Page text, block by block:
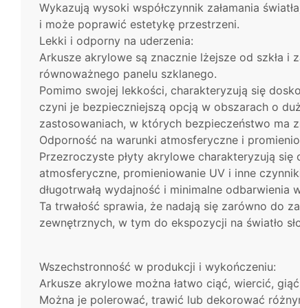
Wykazują wysoki współczynnik załamania
i może poprawić estetykę przestrzeni.
Lekki i odporny na uderzenia:
Arkusze akrylowe są znacznie lżejsze od szkła i
równoważnego panelu szklanego.
Pomimo swojej lekkości, charakteryzują się
czyni je bezpieczniejszą opcją w obszarach o
zastosowaniach, w których bezpieczeństwo ma
Odporność na warunki atmosferyczne i
Przezroczyste płyty akrylowe charakteryzują się
atmosferyczne, promieniowanie UV i inne
długotrwałą wydajność i minimalne odbarwienia
Ta trwałość sprawia, że ​​nadają się zarówno do
zewnętrznych, w tym do ekspozycji na światło
Wszechstronność w produkcji i wykończeniu:
Arkusze akrylowe można łatwo ciąć, wiercić,
Można je polerować, trawić lub dekorować